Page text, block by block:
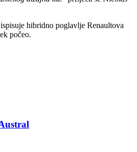
hibridno poglavlje Renaultova
počeo.